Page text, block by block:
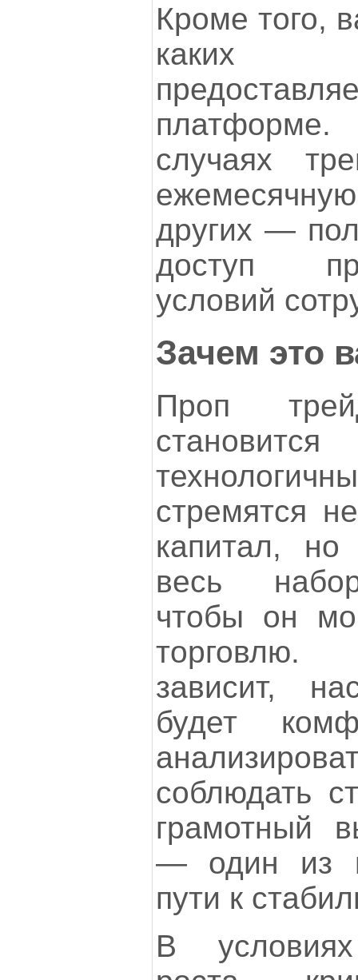
Кроме того,
каких
случаях
других —
доступ
условий
Зачем это
Проп
стремятся
капитал,
весь
чтобы он
зависит,
будет
соблюдать
грамотный
— один из
пути к
В условиях